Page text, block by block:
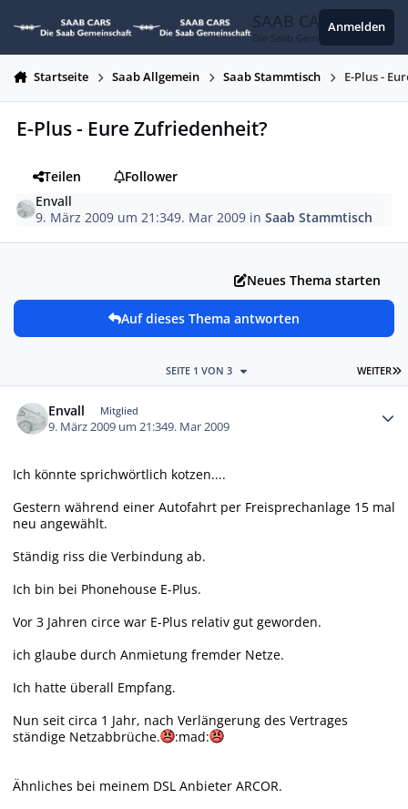
SAAB CARS
Die Saab Gemeinschaft
Anmelden
Startseite Saab Allgemein Saab Stammtisch E-Plus -
E-Plus - Eure Zufriedenheit?
Teilen
Follower
Envall
9. März 2009 um 21:349. Mar 2009 inSaab Stammtisch
Neues Thema starten
Auf dieses Thema antworten
WEITER
SEITE 1 VON 3
Envall Mitglied
9. März 2009 um 21:349. Mar 2009
Ich könnte sprichwörtlich kotzen....
Gestern während einer Autofahrt per Freisprechanlage 15 mal
neu angewählt.
Ständig riss die Verbindung ab.
Ich bin bei Phonehouse E-Plus.
Vor 3 Jahren circe war E-Plus relativ gut geworden.
ich glaube durch Anmietung fremder Netze.
Ich hatte überall Empfang.
Nun seit circa 1 Jahr, nach Verlängerung des Vertrages
ständige Netzabbrüche.
:mad:
Ähnliches bei meinem DSL Anbieter ARCOR.